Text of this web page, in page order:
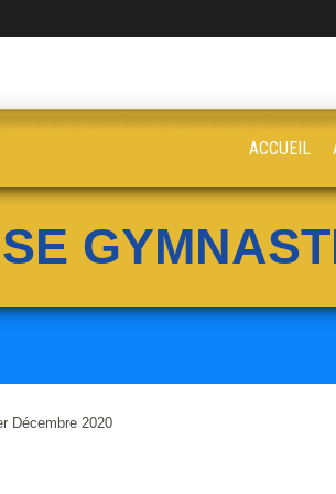
Décembre 2020
ACCUEIL